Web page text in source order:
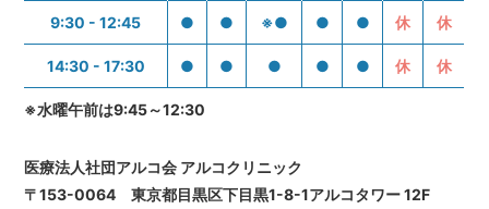
9:30 - 12:45 ● ● ※● ● ● 休 休
14:30 - 17:30 ● ● ● ● ● 休 休
※水曜午前は9:45～12:30
医療法人社団アルコ会 アルコクリニック
〒153-0064 東京都目黒区下目黒1-8-1アルコタワー 12F